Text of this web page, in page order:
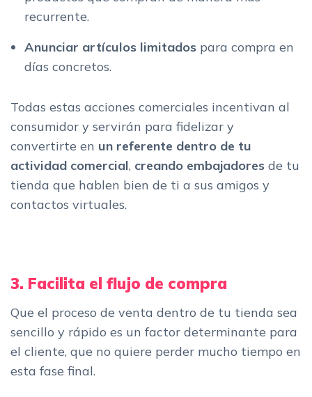
recurrente.
Anunciar artículos limitados para compra en
días concretos.
Todas estas acciones comerciales incentivan al
consumidor y servirán para fidelizar y
convertirte en un referente dentro de tu
actividad comercial, creando embajadores de tu
tienda que hablen bien de ti a sus amigos y
contactos virtuales.
3. Facilita el flujo de compra
Que el proceso de venta dentro de tu tienda sea
sencillo y rápido es un factor determinante para
el cliente, que no quiere perder mucho tiempo en
esta fase final.